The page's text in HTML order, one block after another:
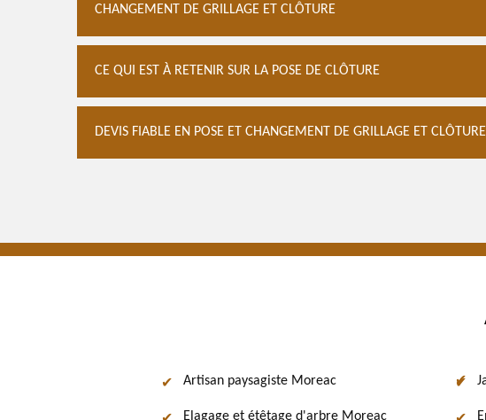
CHANGEMENT DE GRILLAGE ET CLÔTURE
CE QUI EST À RETENIR SUR LA POSE DE CLÔTURE
DEVIS FIABLE EN POSE ET CHANGEMENT DE GRILLAGE ET CLÔTURE
Artisan paysagiste Moreac
Elagage et étêtage d'arbre Moreac